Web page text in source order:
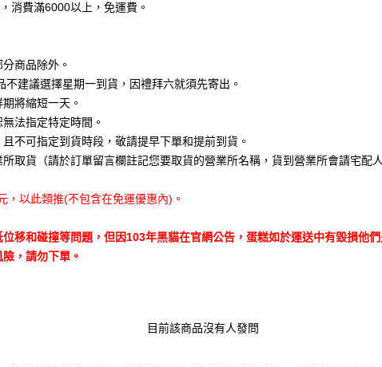
消費滿6000以上，免運費。
商品除外。
建議選擇星期一到貨，因禮拜六就須先寄出。
將縮短一天。
法指定特定時間。
不可指定到貨時段，敬請提早下單和提前到貨。
取貨（請於訂單留言欄註記您要取貨的營業所名稱，貨到營業所會請宅配
以此類推(不包含在免運優惠內)。
移和碰撞等問題，但因103年黑貓在官網公告，蛋糕如於運送中有毀損他
，請勿下單。
目前該商品沒有人發問